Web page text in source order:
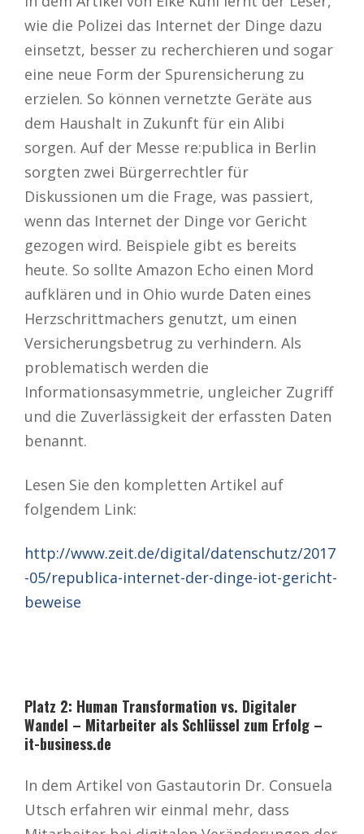
wie die Polizei das Internet der Dinge dazu
einsetzt, besser zu recherchieren und sogar
eine neue Form der Spurensicherung zu
erzielen. So können vernetzte Geräte aus
dem Haushalt in Zukunft für ein Alibi
sorgen. Auf der Messe re:publica in Berlin
sorgten zwei Bürgerrechtler für
Diskussionen um die Frage, was passiert,
wenn das Internet der Dinge vor Gericht
gezogen wird. Beispiele gibt es bereits
heute. So sollte Amazon Echo einen Mord
aufklären und in Ohio wurde Daten eines
Herzschrittmachers genutzt, um einen
Versicherungsbetrug zu verhindern. Als
problematisch werden die
Informationsasymmetrie, ungleicher Zugriff
und die Zuverlässigkeit der erfassten Daten
benannt.
Lesen Sie den kompletten Artikel auf
folgendem Link:
http://www.zeit.de/digital/datenschutz/2017
-05/republica-internet-der-dinge-iot-gericht-
beweise
Platz 2: Human Transformation vs. Digitaler
Wandel – Mitarbeiter als Schlüssel zum Erfolg –
it-business.de
In dem Artikel von Gastautorin Dr. Consuela
Utsch erfahren wir einmal mehr, dass